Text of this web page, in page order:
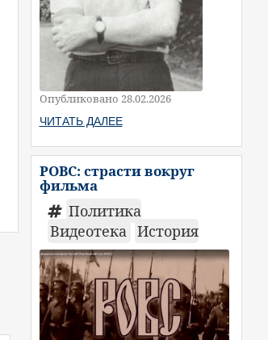
Опубликовано 28.02.2026
ЧИТАТЬ ДАЛЕЕ
РОВС: страсти вокруг
фильма
Политика
Видеотека История